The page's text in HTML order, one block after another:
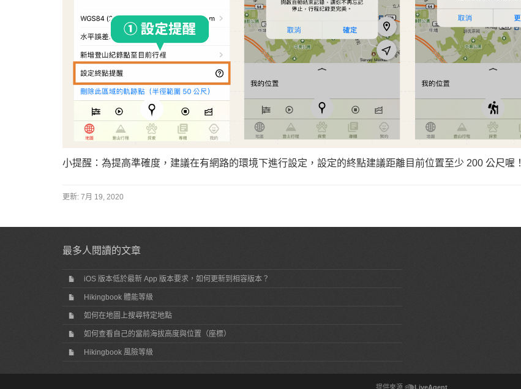
小提醒：為提高準確度，建議在有網路的環境下進行設定，設定的終點建議距離目前位置至少 200 公尺喔！
更新: 7月 19, 2020
最多人閱讀的文章
iOS 版本低於最新 App 版本要求，如何更新到相容版本？
Hikingbook 體能等級
如何在地圖上搜尋特定地點
如何查看自己的當前海拔高度與位置（座標）
Hikingbook 風險等級
提供來源 LiveAgent